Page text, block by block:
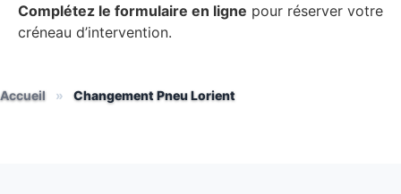
Complétez le formulaire en ligne pour réserver votre
créneau d’intervention.
Accueil » Changement Pneu Lorient